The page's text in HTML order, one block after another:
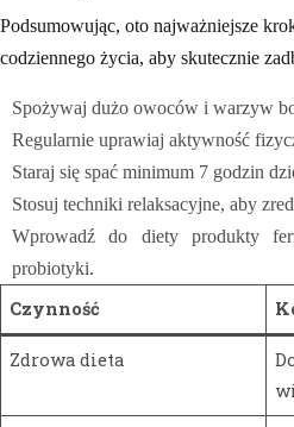
Podsumowując, oto najważniejsze
codziennego życia, aby skutecznie
Spożywaj dużo owoców i warzyw
Regularnie uprawiaj aktywność
Staraj się spać minimum 7 godzin
Stosuj techniki relaksacyjne, aby
Wprowadź do diety produkty
probiotyki.
Czynność
Zdrowa dieta